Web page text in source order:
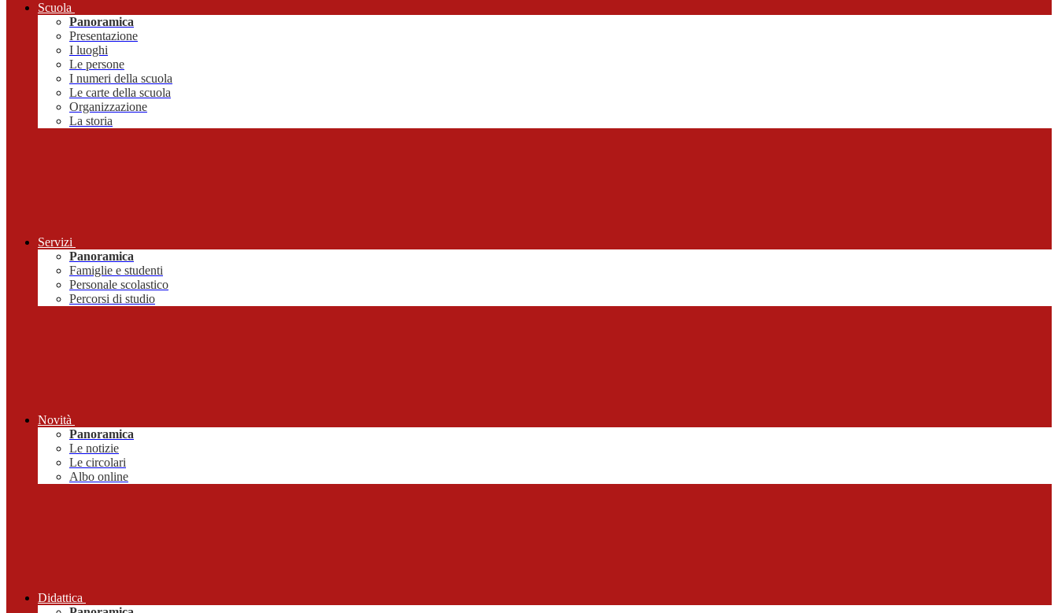
Scuola
Panoramica
Presentazione
I luoghi
Le persone
I numeri della scuola
Le carte della scuola
Organizzazione
La storia
Servizi
Panoramica
Famiglie e studenti
Personale scolastico
Percorsi di studio
Novità
Panoramica
Le notizie
Le circolari
Albo online
Didattica